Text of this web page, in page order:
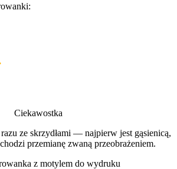
Ciekawostka
ze skrzydłami — najpierw jest gąsienicą,
przemianę zwaną przeobrażeniem.
z motylem do wydruku